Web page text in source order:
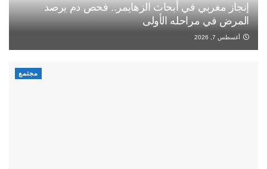
إنجاز مغربي في أبحاث الزهايمر.. فحص دم يرصد
المرض في مراحله الأولى
أغسطس 7, 2026
مجتمع